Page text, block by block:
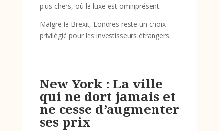
plus chers, où le luxe est omniprésent.
Malgré le Brexit, Londres reste un choix
privilégié pour les investisseurs étrangers.
New York : La ville
qui ne dort jamais et
ne cesse d’augmenter
ses prix